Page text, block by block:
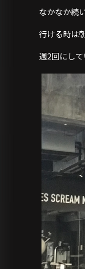
なかなか続
行ける時は
週2回にして